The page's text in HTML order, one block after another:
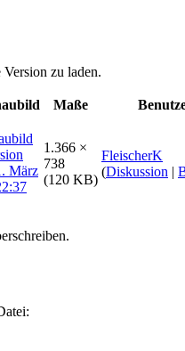
zu laden.
Maße
1.366 ×
738
(120 KB)
FleischerK
(Diskussion |